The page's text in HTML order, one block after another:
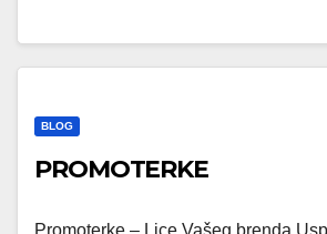
BLOG
PROMOTERKE
Promoterke – Lice Vašeg brenda